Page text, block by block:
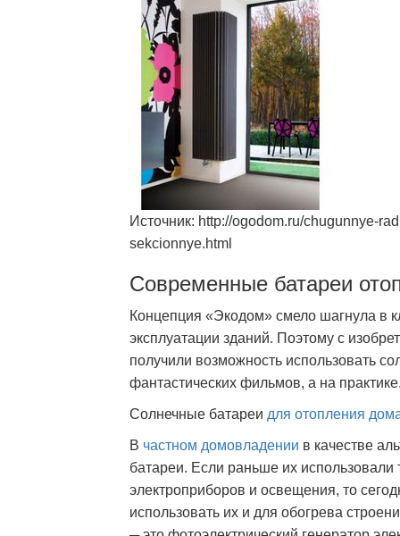
Источник: http://ogodom.ru/chugunnye-
sekcionnye.html
Современные батареи
Концепция «Экодом» смело шагнула в
эксплуатации зданий. Поэтому с
получили возможность использовать
фантастических фильмов, а на
Солнечные батареи для отопления
В частном домовладении в качестве
батареи. Если раньше их
электроприборов и освещения, то
использовать их и для обогрева